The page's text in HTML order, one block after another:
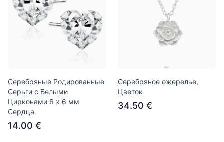
Серебряные Родированные
Серьги с Белыми
Цирконами 6 x 6 мм
Сердца
14.00 €
Серебряное ожерелье,
Цветок
34.50 €